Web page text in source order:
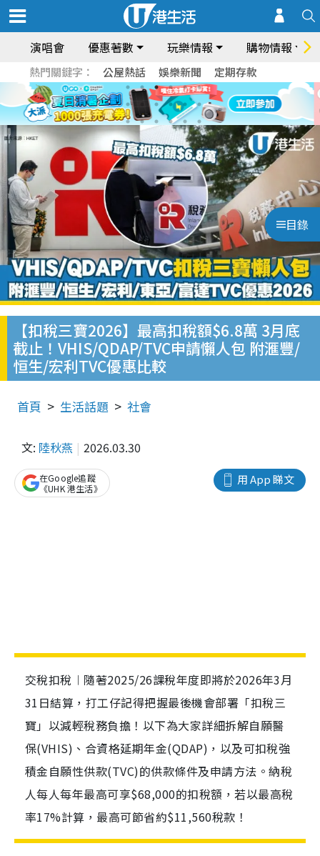
演唱會 優惠著數 玩樂情報 購物情報
熱門關鍵字： 公屋熱話 娛樂新聞 定期存款
目錄
【扣稅三寶2026】最高扣稅額$6.8萬 3月底
截止！VHIS/QDAP/TVC申請懶人包 附滙豐/
恒生/宏利TVC優惠比較
首頁 生活話題 社會
文: 陸秋燕 2026.03.30
用 App 睇文
在Google追蹤
《UHK 港生活》
交稅扣稅︱隨著2025/26課稅年度即將於2026年3月
31日結算，打工仔記得把握最後機會部署「扣稅三
寶」以減輕稅務負擔！以下為大家詳細拆解自願醫
保(VHIS)、合資格延期年金(QDAP)，以及可扣稅強
積金自願性供款(TVC)的供款條件及申請方法。納稅
人每人每年最高可享$68,000的扣稅額，若以最高稅
率17%計算，最高可節省約$11,560稅款！